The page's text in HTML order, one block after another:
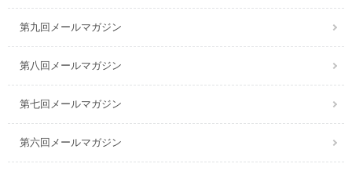
第九回メールマガジン
第八回メールマガジン
第七回メールマガジン
第六回メールマガジン